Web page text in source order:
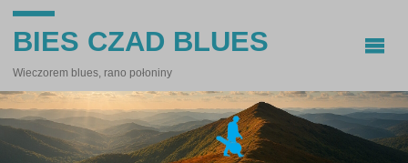
BIES CZAD BLUES
Wieczorem blues, rano połoniny